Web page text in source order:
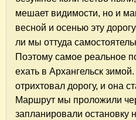
мешает видимости, но и
весной и осенью эту
ли мы оттуда
Поэтому самое реальное
ехать в Архангельск
отрихтовал дорогу, и она
Маршрут мы проложили
запланировали остановку